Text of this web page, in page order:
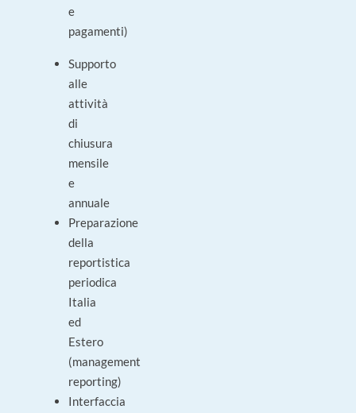
e
pagamenti)
Supporto
alle
attività
di
chiusura
mensile
e
annuale
Preparazione
della
reportistica
periodica
Italia
ed
Estero
(management
reporting)
Interfaccia